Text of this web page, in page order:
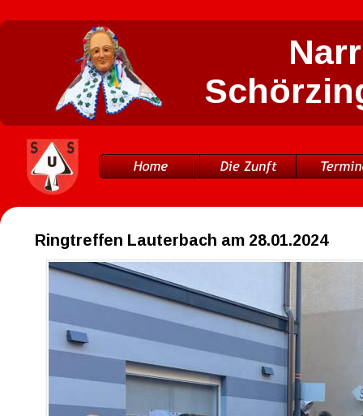
Ringtreffen Lauterbach am 28.01.2024